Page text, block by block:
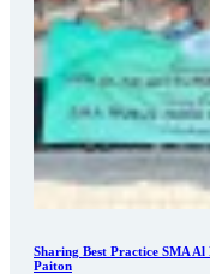
Sharing Best Practice SMA
Paiton